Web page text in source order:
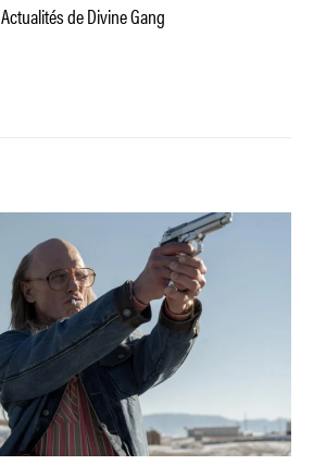
Actualités de Divine Gang